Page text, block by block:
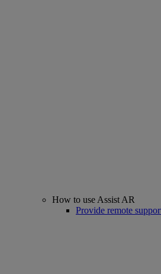
How to use Assist AR
Provide remote